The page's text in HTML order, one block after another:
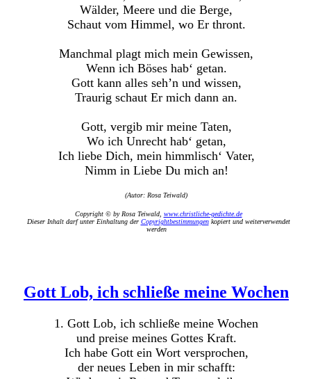
Wälder, Meere und die Berge,
Schaut vom Himmel, wo Er thront.
Manchmal plagt mich mein Gewissen,
Wenn ich Böses hab‘ getan.
Gott kann alles seh’n und wissen,
Traurig schaut Er mich dann an.
Gott, vergib mir meine Taten,
Wo ich Unrecht hab‘ getan,
Ich liebe Dich, mein himmlisch‘ Vater,
Nimm in Liebe Du mich an!
(Autor: Rosa Teiwald)
Copyright © by Rosa Teiwald, www.christliche-gedichte.de
Dieser Inhalt darf unter Einhaltung der Copyrightbestimmungenkopiert und weiterverwendet
werden
Gott Lob, ich schließe meine Wochen
1. Gott Lob, ich schließe meine Wochen
und preise meines Gottes Kraft.
Ich habe Gott ein Wort versprochen,
der neues Leben in mir schafft: